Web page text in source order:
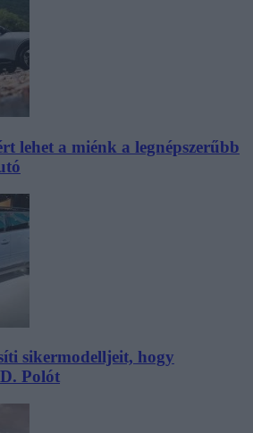
lehet a miénk a legnépszerűbb
sikermodelljeit, hogy
Polót